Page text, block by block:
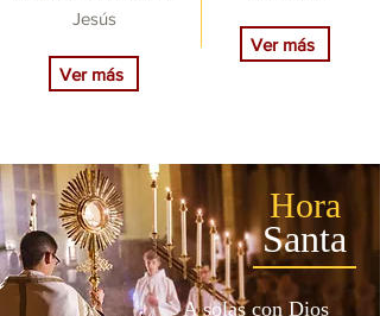
Jesús
Ver más
Ver más
Hora
Santa
A solas con Dios